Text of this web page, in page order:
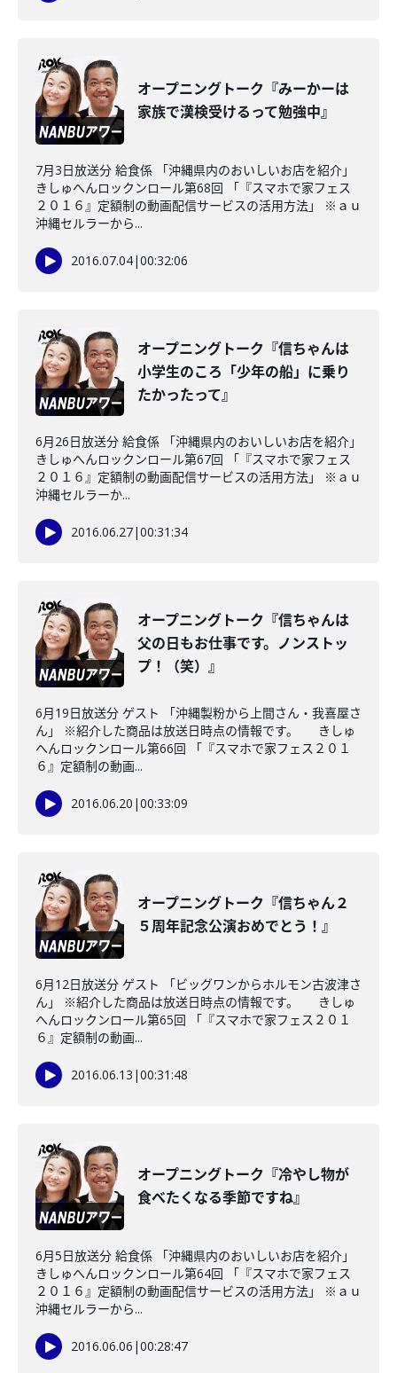
オープニングトーク『みーかーは
家族で漢検受けるって勉強中』
7月3日放送分 給食係 「沖縄県内のおいしいお店を紹介」
きしゅへんロックンロール第68回 「『スマホで家フェス
２０１６』定額制の動画配信サービスの活用方法」 ※ａｕ
沖縄セルラーから...
2016.07.04|00:32:06
オープニングトーク『信ちゃんは
小学生のころ「少年の船」に乗り
たかったって』
6月26日放送分 給食係 「沖縄県内のおいしいお店を紹介」
きしゅへんロックンロール第67回 「『スマホで家フェス
２０１６』定額制の動画配信サービスの活用方法」 ※ａｕ
沖縄セルラーか...
2016.06.27|00:31:34
オープニングトーク『信ちゃんは
父の日もお仕事です。ノンストッ
プ！（笑）』
6月19日放送分 ゲスト 「沖縄製粉から上間さん・我喜屋さ
ん」 ※紹介した商品は放送日時点の情報です。 きしゅ
へんロックンロール第66回 「『スマホで家フェス２０１
６』定額制の動画...
2016.06.20 |00:33:09
オープニングトーク『信ちゃん２
５周年記念公演おめでとう！』
6月12日放送分 ゲスト 「ビッグワンからホルモン古波津さ
ん」 ※紹介した商品は放送日時点の情報です。 きしゅ
へんロックンロール第65回 「『スマホで家フェス２０１
６』定額制の動画...
2016.06.13 |00:31:48
オープニングトーク『冷やし物が
食べたくなる季節ですね』
6月5日放送分 給食係 「沖縄県内のおいしいお店を紹介」
きしゅへんロックンロール第64回 「『スマホで家フェス
２０１６』定額制の動画配信サービスの活用方法」 ※ａｕ
沖縄セルラーから...
2016.06.06 |00:28:47